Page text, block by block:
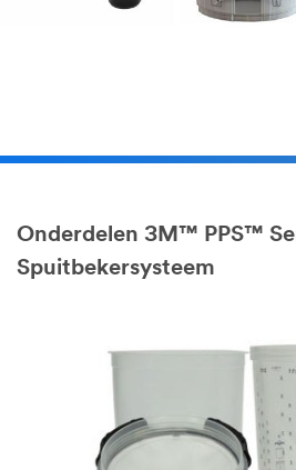
Onderdelen 3M™ PPS™
Spuitbekersysteem